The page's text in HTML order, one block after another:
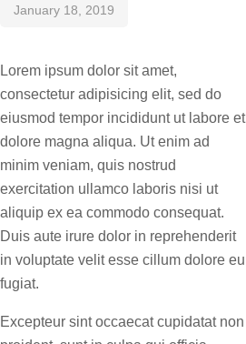
January 18, 2019
Lorem ipsum dolor sit amet,
consectetur adipisicing elit, sed do
eiusmod tempor incididunt ut labore et
dolore magna aliqua. Ut enim ad
minim veniam, quis nostrud
exercitation ullamco laboris nisi ut
aliquip ex ea commodo consequat.
Duis aute irure dolor in reprehenderit
in voluptate velit esse cillum dolore eu
fugiat.
Excepteur sint occaecat cupidatat non